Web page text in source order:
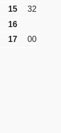
15
32
16
17
00